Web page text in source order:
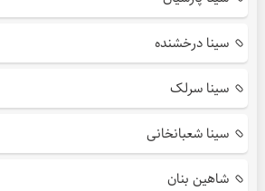
سینا درخشنده
سینا سرلک
سینا شعبانخانی
شاهین بنان